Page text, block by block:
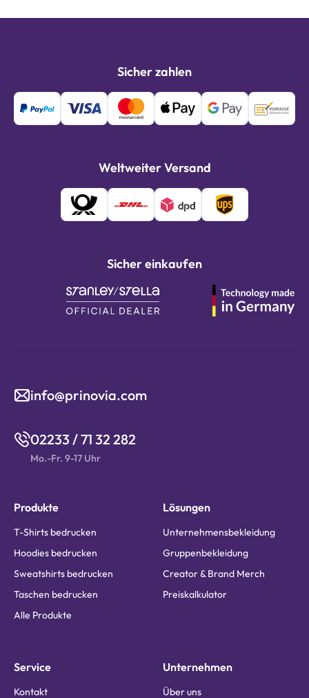
Sicher zahlen
Weltweiter Versand
Sicher einkaufen
info@prinovia.com
02233 / 71 32 282
Mo.-Fr. 9-17 Uhr
Produkte
T-Shirts bedrucken
Hoodies bedrucken
Sweatshirts bedrucken
Taschen bedrucken
Alle Produkte
Lösungen
Unternehmensbekleidung
Gruppenbekleidung
Creator & Brand Merch
Preiskalkulator
Service
Kontakt
Unternehmen
Über uns